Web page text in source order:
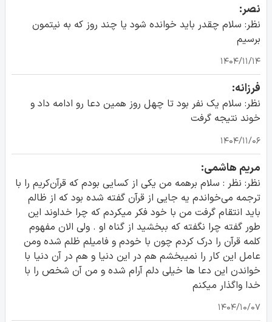
نصر:
نظر: سلام چقدر باید خوانده شود یا چند روز که به نیتمون
برسیم
۱۴۰۴/۱۱/۱۴
فرزانه:
نظر: سلام یک نفر بود تا چهل روز همین دعا رو ادامه داد و
خوند نتیجه گرفت
۱۴۰۴/۱۱/۰۶
مریم هاشمی:
نظر: نظر : سلام برهمه من یکی از کسایی بودم که قرآن‌کریم را با
ترجمه می‌خواندم یه جایی از قرآن گفته شده بود که از ظالم
باید انتقام گرفت من با خود فکر میکردم که چرا خداوند این
طور گفته چرا نگفته که ببخشید از گناه او . ولی الان مفهوم
کلمه قرآن را درک کردم چون با خودم و فاميلم ظلم شده ومن
عامل این کار را نمیبخشم هم در این دنیا و هم در آن دنیا با
خواندن این دعا ها خیلی دلم آرام شده و من آن شخص را با
خدا واگذار میکنم
۱۴۰۴/۱۰/۰۷